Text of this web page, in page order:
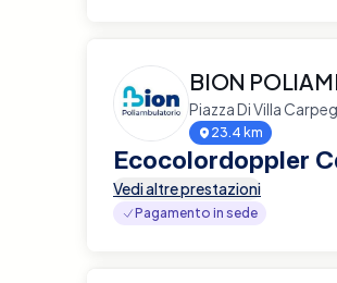
BION
Piazza Di Villa
23.4 km
Ecocolordoppler
Vedi altre prestazioni
Pagamento in sede